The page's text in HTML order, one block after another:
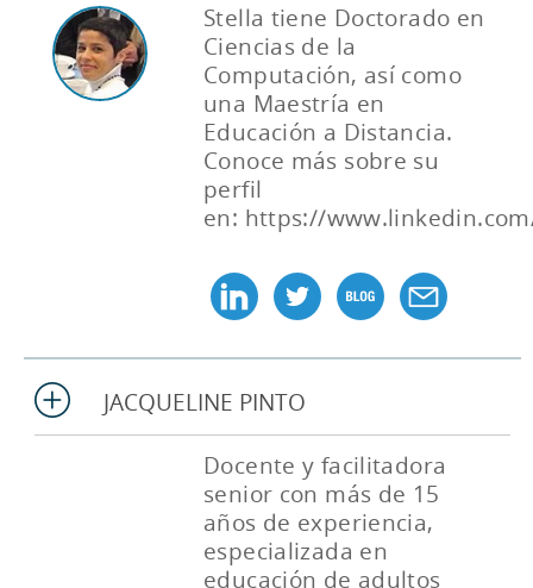
Stella tiene Doctorado en
Ciencias de la
Computación, así como
una Maestría en
Educación a Distancia.
Conoce más sobre su
perfil
en: https://
JACQUELINE PINTO
Docente y facilitadora
senior con más de 15
años de experiencia,
especializada en
educación de adultos